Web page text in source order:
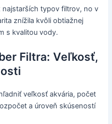
typov filtrov, no v
znížila kvôli obtiažnej
s kvalitou vody.
Filtra: Veľkosť,
veľkosť akvária, počet
a úroveň skúseností